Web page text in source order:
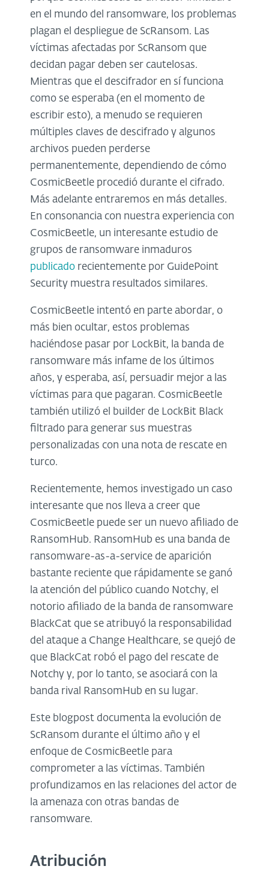
en el mundo del ransomware, los problemas
plagan el despliegue de ScRansom. Las
víctimas afectadas por ScRansom que
decidan pagar deben ser cautelosas.
Mientras que el descifrador en sí funciona
como se esperaba (en el momento de
escribir esto), a menudo se requieren
múltiples claves de descifrado y algunos
archivos pueden perderse
permanentemente, dependiendo de cómo
CosmicBeetle procedió durante el cifrado.
Más adelante entraremos en más detalles.
En consonancia con nuestra experiencia con
CosmicBeetle, un interesante estudio de
grupos de ransomware inmaduros
publicado recientemente por GuidePoint
Security muestra resultados similares.
CosmicBeetle intentó en parte abordar, o
más bien ocultar, estos problemas
haciéndose pasar por LockBit, la banda de
ransomware más infame de los últimos
años, y esperaba, así, persuadir mejor a las
víctimas para que pagaran. CosmicBeetle
también utilizó el builder de LockBit Black
filtrado para generar sus muestras
personalizadas con una nota de rescate en
turco.
Recientemente, hemos investigado un caso
interesante que nos lleva a creer que
CosmicBeetle puede ser un nuevo afiliado de
RansomHub. RansomHub es una banda de
ransomware-as-a-service de aparición
bastante reciente que rápidamente se ganó
la atención del público cuando Notchy, el
notorio afiliado de la banda de ransomware
BlackCat que se atribuyó la responsabilidad
del ataque a Change Healthcare, se quejó de
que BlackCat robó el pago del rescate de
Notchy y, por lo tanto, se asociará con la
banda rival RansomHub en su lugar.
Este blogpost documenta la evolución de
ScRansom durante el último año y el
enfoque de CosmicBeetle para
comprometer a las víctimas. También
profundizamos en las relaciones del actor de
la amenaza con otras bandas de
ransomware.
Atribución